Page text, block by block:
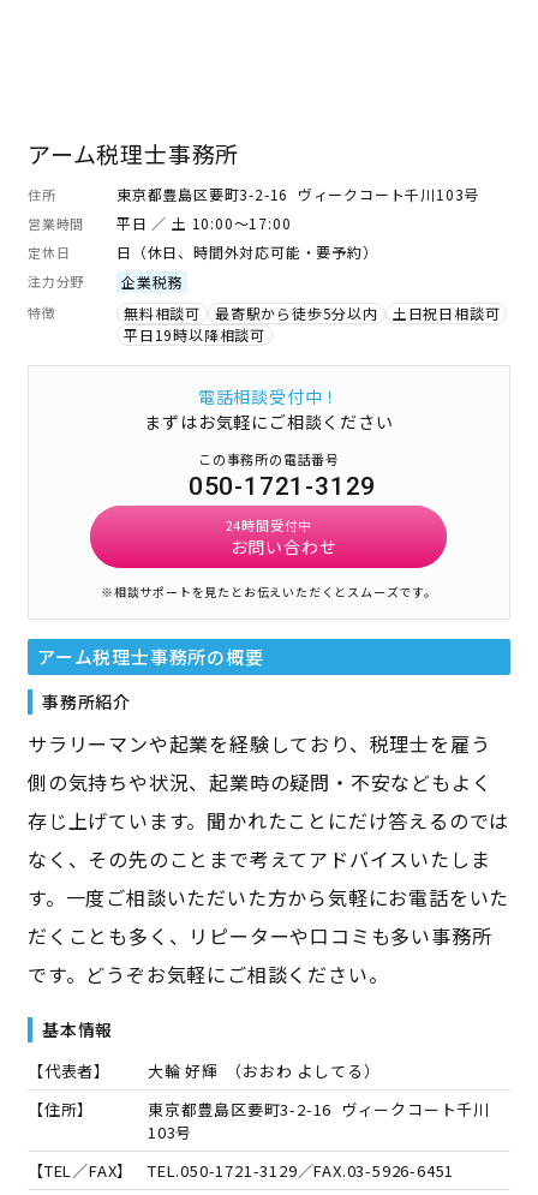
アーム税理士事務所
住所 東京都豊島区要町3-2-16 ヴィークコート千川103号
営業時間 平日 ／ 土 10:00～17:00
定休日 日（休日、時間外対応可能・要予約）
注力分野 企業税務
特徴 無料相談可 最寄駅から徒歩5分以内
土日祝日相談可
平日19時以降相談可
電話相談受付中！
まずはお気軽にご相談ください
この事務所の電話番号
050-1721-3129
24時間受付中
お問い合わせ
※相談サポートを見たとお伝えいただくとスムーズです。
アーム税理士事務所の概要
事務所紹介
サラリーマンや起業を経験しており、税理士を雇う
側の気持ちや状況、起業時の疑問・不安などもよく
存じ上げています。聞かれたことにだけ答えるのでは
なく、その先のことまで考えてアドバイスいたしま
す。一度ご相談いただいた方から気軽にお電話をいた
だくことも多く、リピーターや口コミも多い事務所
です。どうぞお気軽にご相談ください。
基本情報
【代表者】 大輪 好輝 （おおわ よしてる）
【住所】
東京都豊島区要町3-2-16 ヴィークコート千川
103号
【TEL／FAX】
TEL.050-1721-3129／FAX.03-5926-6451